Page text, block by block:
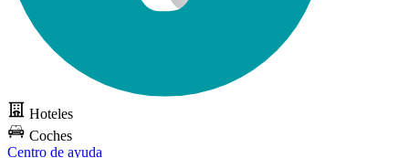
Hoteles
Coches
Centro de ayuda